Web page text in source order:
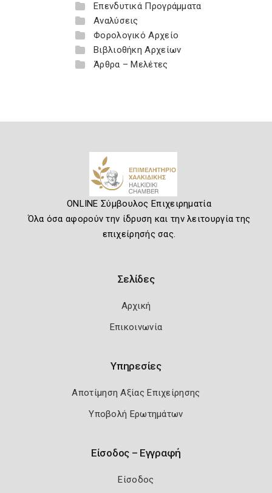
Επενδυτικά Προγράμματα
Αναλύσεις
Φορολογικό Αρχείο
Βιβλιοθήκη Αρχείων
Άρθρα – Μελέτες
ONLINE Σύμβουλος Επιχειρηματία
Όλα όσα αφορούν την ίδρυση και την λειτουργία της
επιχείρησής σας.
Σελίδες
Αρχική
Επικοινωνία
Υπηρεσίες
Αποτίμηση Αξίας Επιχείρησης
Υποβολή Ερωτημάτων
Είσοδος – Εγγραφή
Είσοδος